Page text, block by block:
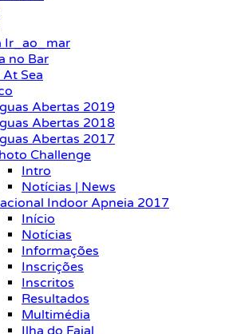
Ir_ao_mar
no Bar
Sea
Abertas 2019
Abertas 2018
Abertas 2017
Challenge
Intro
Notícias | News
Indoor Apneia 2017
Início
Notícias
Informações
Inscrições
Inscritos
Resultados
Multimédia
Ilha do Faial